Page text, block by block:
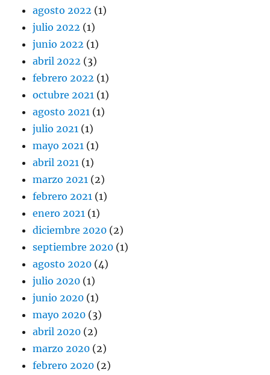
agosto 2022 (1)
julio 2022 (1)
junio 2022 (1)
abril 2022 (3)
febrero 2022 (1)
octubre 2021 (1)
agosto 2021 (1)
julio 2021 (1)
mayo 2021 (1)
abril 2021 (1)
marzo 2021 (2)
febrero 2021 (1)
enero 2021 (1)
diciembre 2020 (2)
septiembre 2020 (1)
agosto 2020 (4)
julio 2020 (1)
junio 2020 (1)
mayo 2020 (3)
abril 2020 (2)
marzo 2020 (2)
febrero 2020 (2)